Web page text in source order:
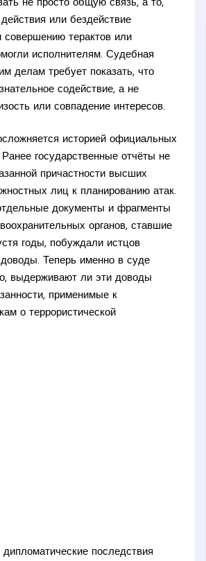
не просто общую связь, а то,
или бездействие
совершению терактов или
исполнителям. Судебная
делам требует показать, что
содействие, а не
или совпадение интересов.
историей официальных
государственные отчёты не
причастности высших
лиц к планированию атак.
документы и фрагменты
органов, ставшие
годы, побуждали истцов
доводы. Теперь именно в суде
выдерживают ли эти доводы
применимые к
о террористической
последствия